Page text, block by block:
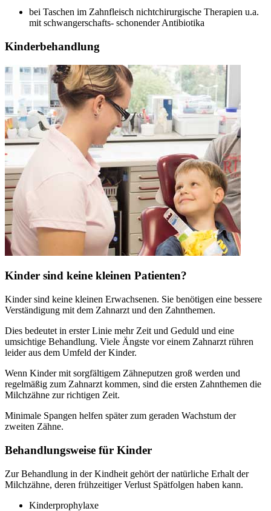
bei Taschen im Zahnfleisch nichtchirurgische Therapien u.a.
mit schwangerschafts- schonender Antibiotika
Kinderbehandlung
Kinder sind keine kleinen Patienten?
Kinder sind keine kleinen Erwachsenen. Sie benötigen eine bessere
Verständigung mit dem Zahnarzt und den Zahnthemen.
Dies bedeutet in erster Linie mehr Zeit und Geduld und eine
umsichtige Behandlung. Viele Ängste vor einem Zahnarzt rühren
leider aus dem Umfeld der Kinder.
Wenn Kinder mit sorgfältigem Zähneputzen groß werden und
regelmäßig zum Zahnarzt kommen, sind die ersten Zahnthemen die
Milchzähne zur richtigen Zeit.
Minimale Spangen helfen später zum geraden Wachstum der
zweiten Zähne.
Behandlungsweise für Kinder
Zur Behandlung in der Kindheit gehört der natürliche Erhalt der
Milchzähne, deren frühzeitiger Verlust Spätfolgen haben kann.
Kinderprophylaxe